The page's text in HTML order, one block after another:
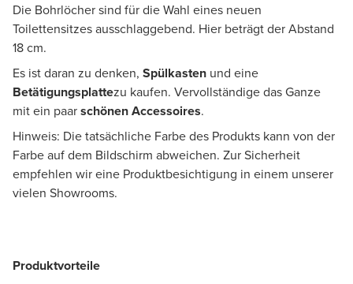
Die Bohrlöcher sind für die Wahl eines neuen
Toilettensitzes ausschlaggebend. Hier beträgt der Abstand
18 cm.
Es ist daran zu denken, Spülkasten und eine
Betätigungsplattezu kaufen. Vervollständige das Ganze
mit ein paarschönen Accessoires.
Hinweis: Die tatsächliche Farbe des Produkts kann von der
Farbe auf dem Bildschirm abweichen. Zur Sicherheit
empfehlen wir eine Produktbesichtigung in einem unserer
vielen Showrooms.
Produktvorteile